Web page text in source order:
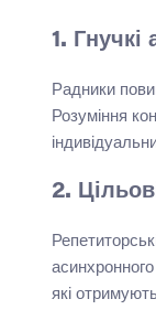
1. Гнучкі
Радники
Розуміння
2.
які